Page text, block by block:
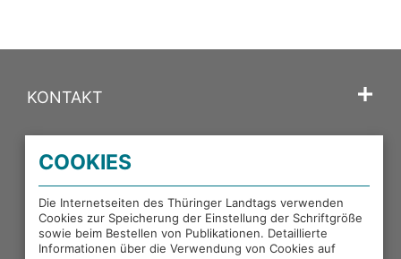
KONTAKT
PORTALE DES THÜRINGER LANDTAGS
EXTERNE LINKS
COOKIES
Die Internetseiten des Thüringer Landtags verwenden
Cookies zur Speicherung der Einstellung der Schriftgröße
sowie beim Bestellen von Publikationen. Detaillierte
Informationen über die Verwendung von Cookies auf